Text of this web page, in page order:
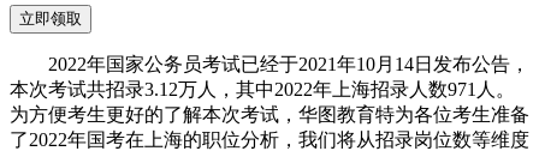
2022年国家公务员考试已经于2021年10月14日发布公告，
本次考试共招录3.12万人，其中2022年上海招录人数971人。
为方便考生更好的了解本次考试，华图教育特为各位考生准备
了2022年国考在上海的职位分析，我们将从招录岗位数等维度